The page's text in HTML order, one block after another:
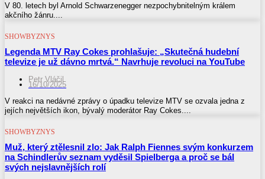
V 80. letech byl Arnold Schwarzenegger nezpochybnitelným králem
akčního žánru....
SHOWBYZNYS
Legenda MTV Ray Cokes prohlašuje: „Skutečná hudební
televize je už dávno mrtvá.“ Navrhuje revoluci na YouTube
Petr Vláčil
16/10/2025
V reakci na nedávné zprávy o úpadku televize MTV se ozvala jedna z
jejích největších ikon, bývalý moderátor Ray Cokes....
SHOWBYZNYS
Muž, který ztělesnil zlo: Jak Ralph Fiennes svým konkurzem
na Schindlerův seznam vyděsil Spielberga a proč se bál
svých nejslavnějších rolí